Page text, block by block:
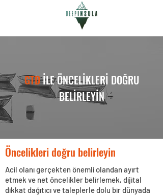
GTDİLE ÖNCELİKLERİ DOĞRU
BELİRLEYİN
Öncelikleri doğru belirleyin
Acil olanı gerçekten önemli olandan ayırt
etmek ve net öncelikler belirlemek, dijital
dikkat dağıtıcı ve taleplerle dolu bir dünyada